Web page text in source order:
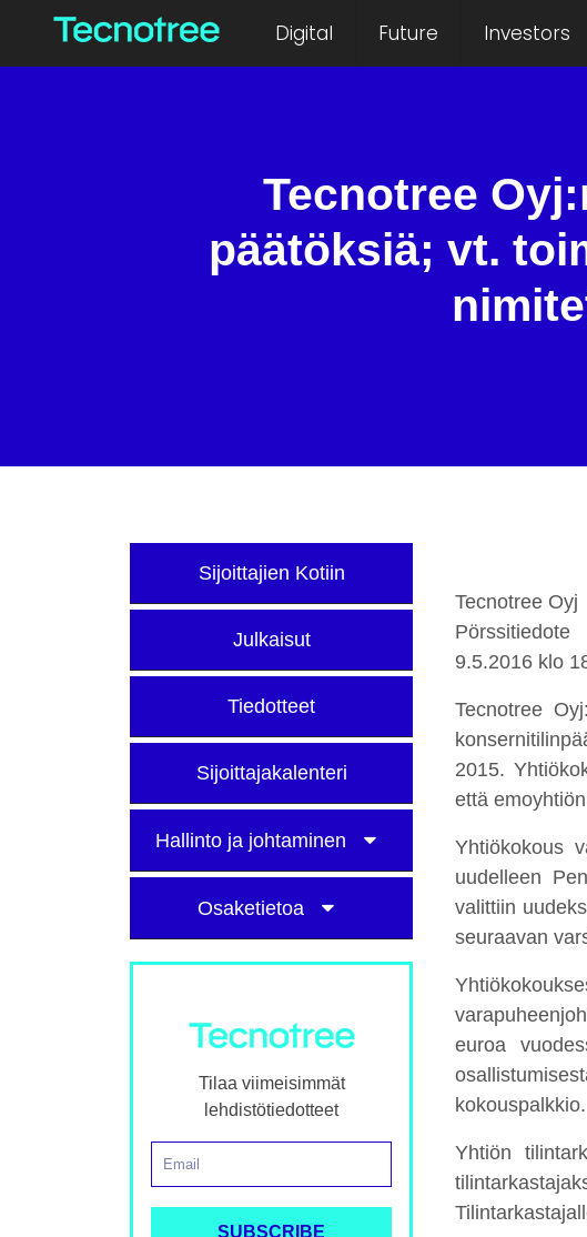
Digital Future Investors
Tecnotree
päätöksiä; vt.
Sijoittajien Kotiin
Julkaisut
Tiedotteet
Sijoittajakalenteri
Hallinto ja johtaminen
Osaketietoa
Tilaa viimeisimmät
lehdistötiedotteet
Tecnotree Oyj
Pörssitiedote
9.5.2016 klo
Tecnotree
2015.
että
Yhtiökokous
uudelleen
valittiin
seuraavan
euroa
kokouspalkkio.
Yhtiön